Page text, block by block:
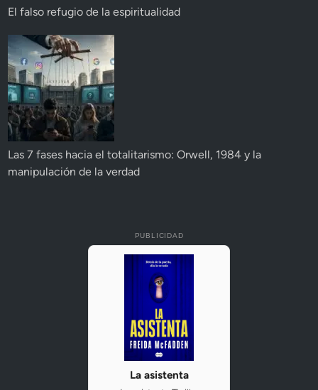
El falso refugio de la espiritualidad
Las 7 fases hacia el totalitarismo: Orwell, 1984 y la
manipulación de la verdad
PUBLICIDAD
La asistenta